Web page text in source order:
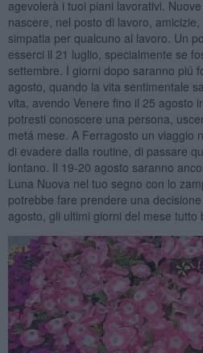
agevolerà i tuoi piani lavorativi.
nascere, nel posto di lavoro,
simpatia per qualcuno al lavoro. Un
esserci il 21 luglio, specialmente se
settembre. I giorni dopo saranno piú
agosto, quando la vita sentimentale
vita, avendo Venere fino il 25 agosto
potresti conoscere una persona,
metá mese. A Ferragosto un viaggio
di evadere dalla routine, di passare
lontano. Il 19-20 agosto saranno
Luna Nuova nel tuo segno con lo
potrebbe fare prendere una
agosto, gli ultimi giorni del mese tutto